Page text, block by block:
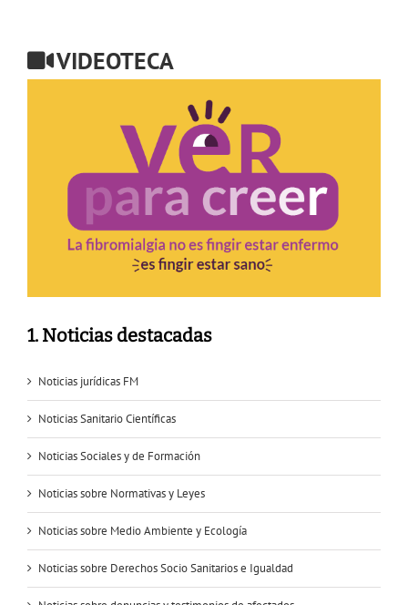
VIDEOTECA
1. Noticias destacadas
Noticias jurídicas FM
Noticias Sanitario Científicas
Noticias Sociales y de Formación
Noticias sobre Normativas y Leyes
Noticias sobre Medio Ambiente y Ecología
Noticias sobre Derechos Socio Sanitarios e Igualdad